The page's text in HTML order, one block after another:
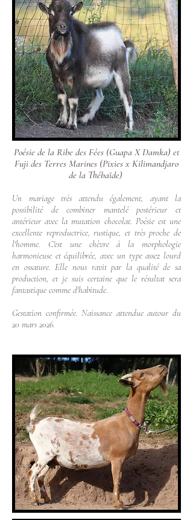
Poésie de la Ribe des Fées (Guapa X Damka) et
Fuji des Terres Marines (Pixies x Kilimandjaro
de la Thébaïde)
Un mariage très attendu également, ayant la
possibilité de combiner mantelé postérieur et
antérieur avec la mutation chocolat. Poésie est une
excellente reproductrice, rustique, et très proche de
l'homme. C'est une chèvre à la morphologie
harmonieuse et équilibrée, avec un type assez lourd
en ossature. Elle nous ravit par la qualité de sa
production, et je suis certaine que le résultat sera
fantastique comme d'habitude.
Gestation confirmée. Naissance attendue autour du
20 mars 2026.